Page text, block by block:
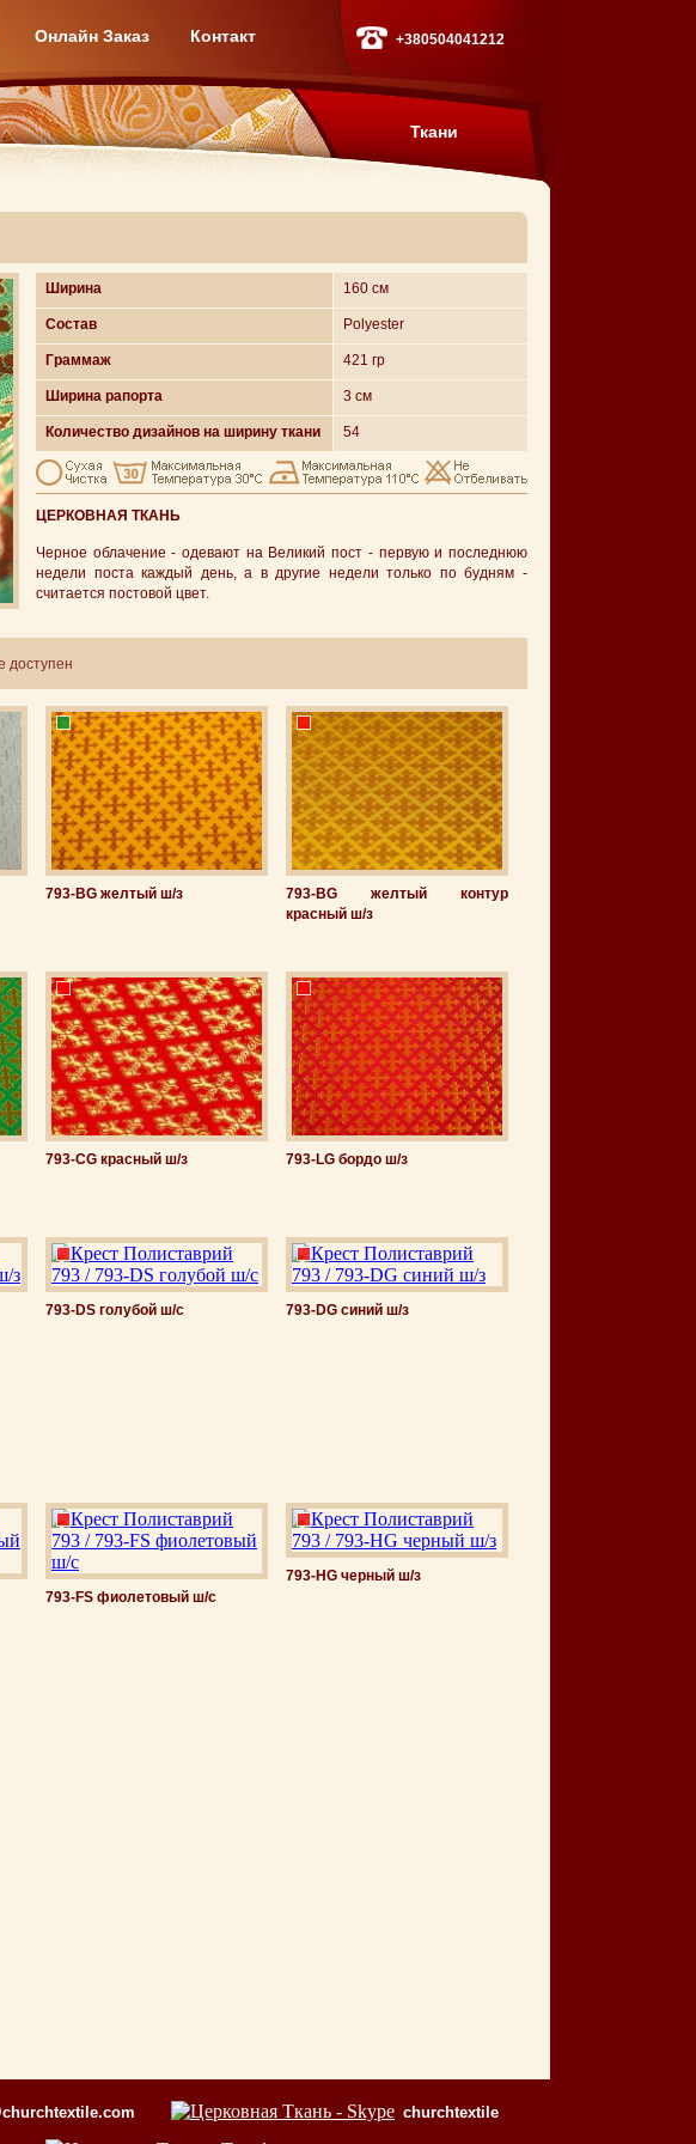
Онлайн Заказ Контакт +380504041212
Ткани
Ширина 160 см
Состав Polyester
Граммаж 421 гр
Ширина рапорта 3 см
Количество дизайнов на ширину ткани 54
ЦЕРКОВНАЯ ТКАНЬ
Черное облачение - одевают на Великий пост - первую и последнюю
недели поста каждый день, а в другие недели только по будням -
считается постовой цвет.
доступен
793-BG желтый ш/з
793-BG желтый контур
красный ш/з
793-CG красный ш/з 793-LG бордо ш/з
793-DS голубой ш/с 793-DG синий ш/з
793-FS фиолетовый ш/с
793-HG черный ш/з
churchtextile